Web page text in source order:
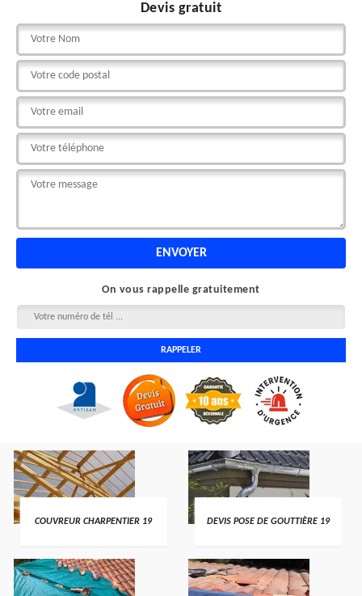
Devis gratuit
On vous rappelle gratuitement
COUVREUR CHARPENTIER 19 DEVIS POSE DE GOUTTIÈRE 19